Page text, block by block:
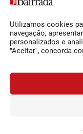
Utilizamos cookies
navegação,
personalizados e
"Aceitar", concorda
Siga-nos
Facebook